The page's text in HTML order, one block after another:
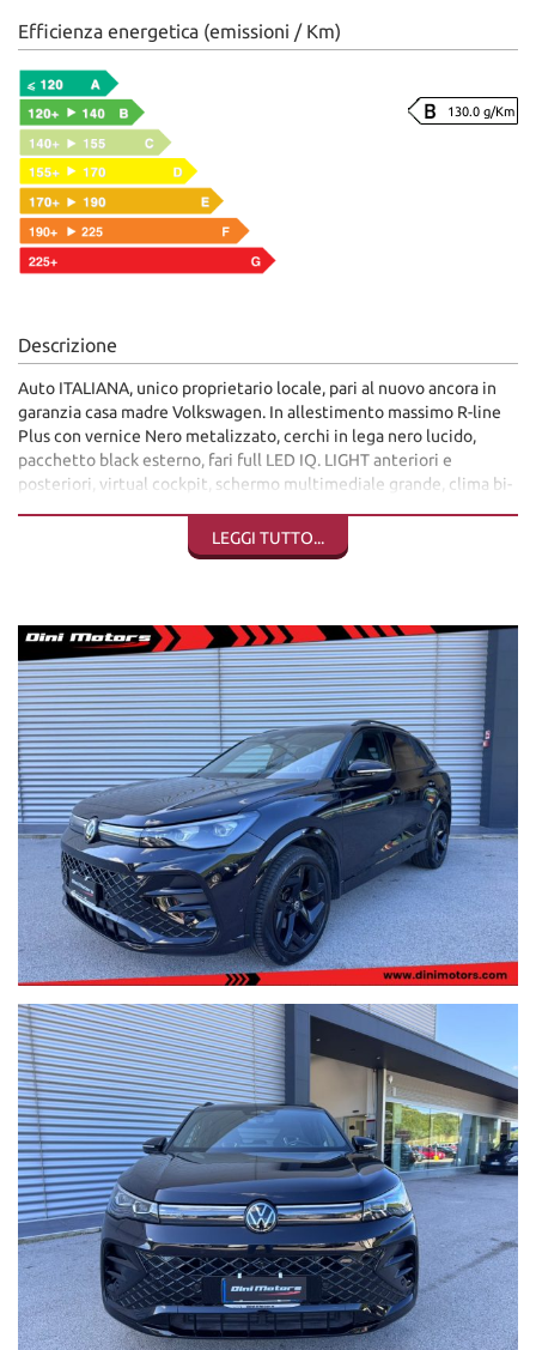
Efficienza energetica (emissioni / Km)
130.0 g/Km
Descrizione
Auto ITALIANA, unico proprietario locale, pari al nuovo ancora in
garanzia casa madre Volkswagen. In allestimento massimo R-line
Plus con vernice Nero metalizzato, cerchi in lega nero lucido,
pacchetto black esterno, fari full LED IQ. LIGHT anteriori e
posteriori, virtual cockpit, schermo multimediale grande, clima bi-
comandi al volante, apple car play, andorid auto, telecamera, sedili
massaggianti, assistenza traino, parcheggio automatico, antifurto
anteriori e posteriori, tettuccio panoramico apribile, bluetooth,
alzacristalli elettrici, ecc ecc...
SUPER OFFERTA VALIDA CON PROMO FINANZIARIA -2000
PUBBLICATA DAL PREZZO ORIGINARIO DI € 43800 (non
obbligatoria)
PER VISIONARE LA DISPONIBILITà COMPLETA DELLE NOSTRE
AUTO CLICCATE SOTTO ENTRANDO NELLA NOSTRA PAGINA
www.dinimotors.com
Tutti i veicoli sono in pronta consegna visionabili presso la nostra
sede principale di Sant'angelo in vado (PU)
Dini Motors è sinonimo di garanzia: siamo al vostro servizio dal
1960.
I nostri usati sono rigorosamente controllati e igienizzati prima
della consegna, sono coperti da garanzia di conformità europea
per 12 mesi, usufruibile su tutto il territorio Italiano, estendibile
fino 60 mesi (5 ANNI) con garanzie convenzionali ulteriori.
Ritiriamo o acquistiamo il tuo usato, per richiesta valutazione
descrivere la permuta con marca/modello/km/anno/condizioni
esterne/interne/meccaniche ed allegare delle foto evidenziando
eventuali difetti/lavori da eseguire.
Possibilità di pagamento con finanziamento o leasing in comode
rate personalizzabili, da valutare in sede poichè il calcolatore
automatico del sito è puramente indicativo.
LEGGI TUTTO...